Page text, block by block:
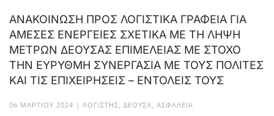
ΑΝΑΚΟΙΝΩΣΗ ΠΡΟΣ ΛΟΓΙΣΤΙΚΑ ΓΡΑΦΕΙΑ ΓΙΑ
ΑΜΕΣΕΣ ΕΝΕΡΓΕΙΕΣ ΣΧΕΤΙΚΑ ΜΕ ΤΗ ΛΗΨΗ
ΜΕΤΡΩΝ ΔΕΟΥΣΑΣ ΕΠΙΜΕΛΕΙΑΣ ΜΕ ΣΤΟΧΟ
ΤΗΝ ΕΥΡΥΘΜΗ ΣΥΝΕΡΓΑΣΙΑ ΜΕ ΤΟΥΣ ΠΟΛΙΤΕΣ
ΚΑΙ ΤΙΣ ΕΠΙΧΕΙΡΗΣΕΙΣ – ΕΝΤΟΛΕΙΣ ΤΟΥΣ
06 ΜΑΡΤΊΟΥ 2024 | ΛΟΓΙΣΤΉΣ, ΔΈΟΥΣΑ, ΑΣΦΆΛΕΙΑ